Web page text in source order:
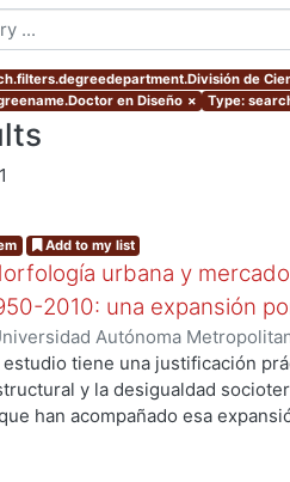
de
en Diseño × Type:
Add to my list
urbana y
2010: una expansión
Autónoma
Servicios de Información.,2016-
estudio tiene una justificación
y la desigualdad
han acompañado esa